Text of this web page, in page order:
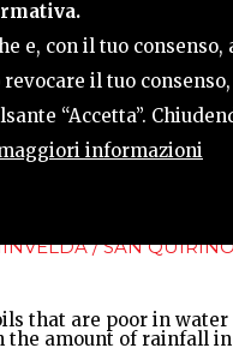
con il tuo
il tuo
“Accetta”.
informazioni
/ SAN
that are poor in water
the amount of rainfall in